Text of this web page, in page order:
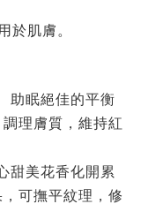
於肌膚。
助眠絕佳的平衡
理膚質，維持紅
甜美花香化開累
可撫平紋理，修